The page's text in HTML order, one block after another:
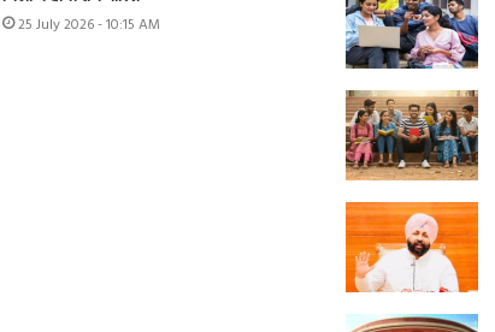
25 July 2026 - 10:15 AM